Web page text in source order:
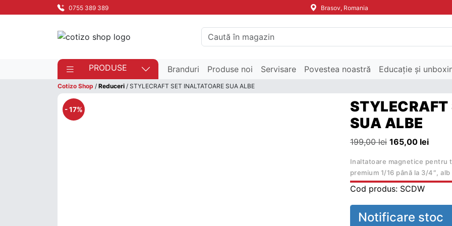
0755 389 389 Brasov, Romania
PRODUSE Branduri Produse noi Servisare Povestea noastră Educație și
Cotizo Shop / Reduceri / STYLECRAFT SET INALTATOARE SUA ALBE
- 17%
STYLECRAFT
SUA ALBE
199,00lei Prețul inițial a
165,00 leiPrețul
Inaltatoare magnetice pentru
premium 1/16 până la 3/4″, alb
Cod produs: SCDW
Notificare stoc